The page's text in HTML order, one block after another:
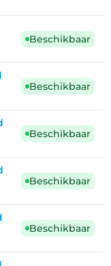
Beschikbaar
Beschikbaar
Beschikbaar
Beschikbaar
Beschikbaar